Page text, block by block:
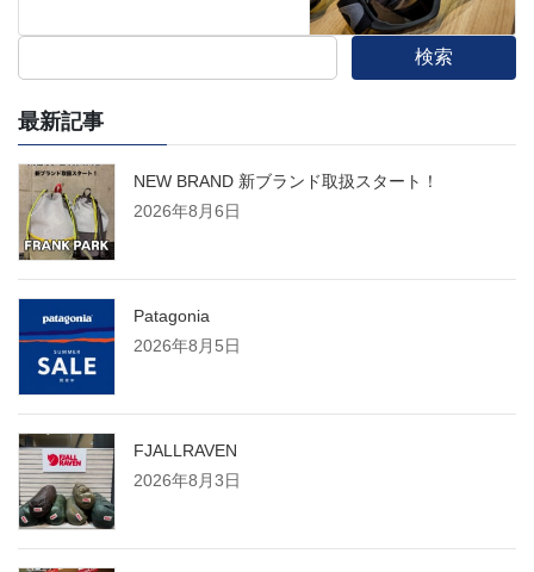
検索
最新記事
NEW BRAND 新ブランド取扱スタート！
2026年8月6日
Patagonia
2026年8月5日
FJALLRAVEN
2026年8月3日